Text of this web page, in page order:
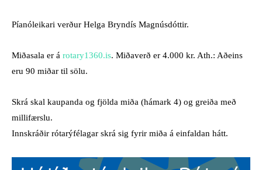
Píanóleikari verður Helga Bryndís Magnúsdóttir.
Miðasala er á rotary1360.is. Miðaverð er 4.000 kr. Ath.: Aðeins
eru 90 miðar til sölu.
Skrá skal kaupanda og fjölda miða (hámark 4) og greiða með
millifærslu.
Innskráðir rótarýfélagar skrá sig fyrir miða á einfaldan hátt.